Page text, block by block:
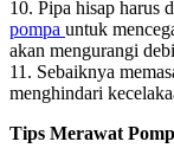
10. Pipa hisap harus
pompa untuk
akan mengurangi
11. Sebaiknya
menghindari
Tips Merawat